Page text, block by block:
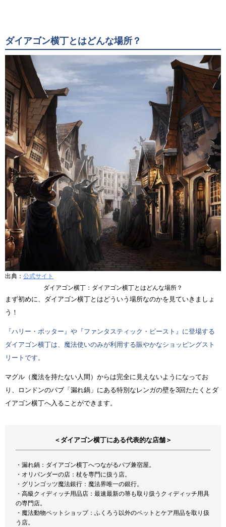
ダイアゴン横丁とはどんな場所？
出典： 公式サイト
ダイアゴン横丁：ダイアゴン横丁とはどんな場所？
まず初めに、ダイアゴン横丁とはどういう場所なのかを見ていきましょ
う！
『ハリー・ポッター』や『ファンタスティック・ビースト』に登場する
ダイアゴン横丁は、魔法使いのみが利用する賑やかなショッピングスト
リートです。
マグル（魔法を持たない人間）からは完全に見えないようになってお
り、ロンドンのパブ「漏れ鍋」にある特別なレンガの壁を3回たたくとダ
イアゴン横丁へ入ることができます。
＜ダイアゴン横丁にある代表的な店舗＞
・漏れ鍋：ダイアゴン横丁へつながるパブ兼宿屋。
・オリバンダーの店：杖を専門に扱う店。
・グリンゴッツ魔法銀行：魔法界唯一の銀行。
・高級クィディッチ用品店：最速最新の箒も取り扱うクィディッチ用具
の専門店。
・魔法動物ペットショップ：ふくろう以外のペットとケア用品を取り扱
う店。